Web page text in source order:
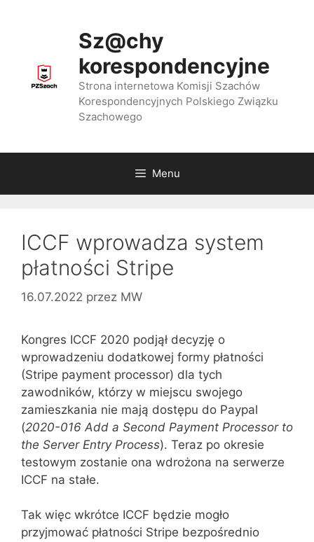
Sz@chy
korespondencyjne
Strona internetowa Komisji Szachów
Korespondencyjnych Polskiego Związku
Szachowego
Menu
ICCF wprowadza system
płatności Stripe
16.07.2022 przez MW
Kongres ICCF 2020 podjął decyzję o
wprowadzeniu dodatkowej formy płatności
(Stripe payment processor) dla tych
zawodników, którzy w miejscu swojego
zamieszkania nie mają dostępu do Paypal
(2020-016 Add a Second Payment Processor to
the Server Entry Process). Teraz po okresie
testowym zostanie ona wdrożona na serwerze
ICCF na stałe.
Tak więc wkrótce ICCF będzie mogło
przyjmować płatności Stripe bezpośrednio